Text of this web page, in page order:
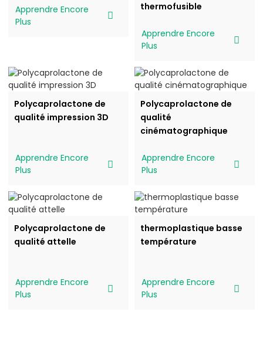
Apprendre Encore
Plus
thermofusible
Apprendre Encore
Plus
Polycaprolactone de
qualité impression 3D
Apprendre Encore
Plus
Polycaprolactone de
qualité
cinématographique
Apprendre Encore
Plus
Polycaprolactone de
qualité attelle
Apprendre Encore
Plus
thermoplastique basse
température
Apprendre Encore
Plus